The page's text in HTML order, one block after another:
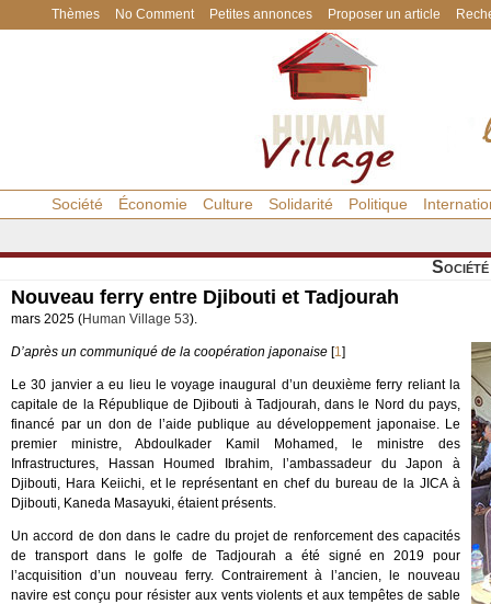
Thèmes No Comment Petites annonces Proposer un article
Société Économie Culture Solidarité Politique
Société
Nouveau ferry entre Djibouti et Tadjourah
mars 2025 (Human Village 53).
D’après un communiqué de la coopération japonaise [1]
Le 30 janvier a eu lieu le voyage inaugural d’un deuxième ferry reliant la
capitale de la République de Djibouti à Tadjourah, dans le Nord du pays,
financé par un don de l’aide publique au développement japonaise. Le
premier ministre, Abdoulkader Kamil Mohamed, le ministre des
Infrastructures, Hassan Houmed Ibrahim, l’ambassadeur du Japon à
Djibouti, Hara Keiichi, et le représentant en chef du bureau de la JICA à
Djibouti, Kaneda Masayuki, étaient présents.
Un accord de don dans le cadre du projet de renforcement des capacités
de transport dans le golfe de Tadjourah a été signé en 2019 pour
l’acquisition d’un nouveau ferry. Contrairement à l’ancien, le nouveau
navire est conçu pour résister aux vents violents et aux tempêtes de sable